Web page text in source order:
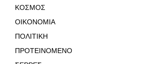
ΚΟΣΜΟΣ
ΟΙΚΟΝΟΜΙΑ
ΠΟΛΙΤΙΚΗ
ΠΡΟΤΕΙΝΟΜΕΝΟ